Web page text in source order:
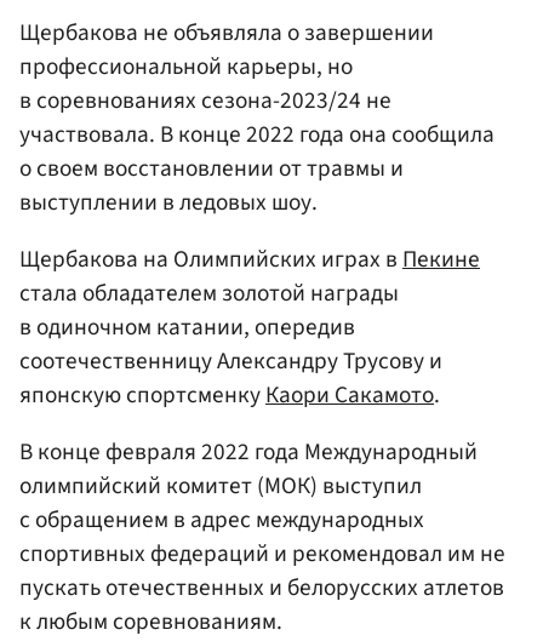
Щербакова не объявляла о завершении
профессиональной карьеры, но
в соревнованиях сезона-2023/24 не
участвовала. В конце 2022 года она сообщила
о своем восстановлении от травмы и
выступлении в ледовых шоу.
Щербакова на Олимпийских играх вПекине
стала обладателем золотой награды
в одиночном катании, опередив
соотечественницу Александру Трусову и
японскую спортсменкуКаори Сакамото.
В конце февраля 2022 года Международный
олимпийский комитет (МОК) выступил
с обращением в адрес международных
спортивных федераций и рекомендовал им не
пускать отечественных и белорусских атлетов
к любым соревнованиям.